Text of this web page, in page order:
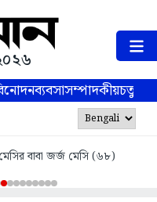
ব্যবসাসম্পাদকীয়
বাবা জর্জ মেসি (৬৮)